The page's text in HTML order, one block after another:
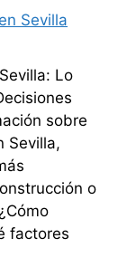
Sevilla
Lo
sobre
Sevilla,
o
factores